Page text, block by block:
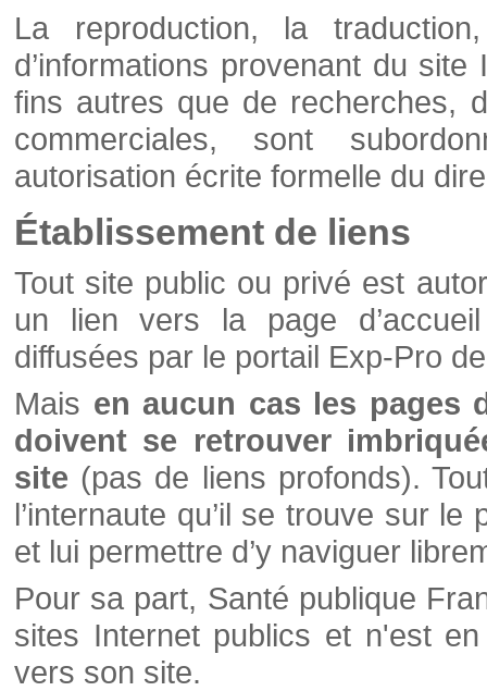
La reproduction, la
d’informations provenant du
fins autres que de recherches,
commerciales, sont
autorisation écrite formelle du
Établissement de liens
Tout site public ou privé est
un lien vers la page
diffusées par le portail Exp-Pro
Mais en aucun cas les pages
doivent se retrouver
site (pas de liens profonds).
l’internaute qu’il se trouve sur
et lui permettre d’y naviguer
Pour sa part, Santé publique
sites Internet publics et n'est
vers son site.